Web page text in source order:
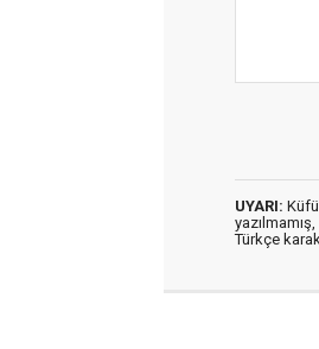
UYARI:
yazılmamış,
Türkçe